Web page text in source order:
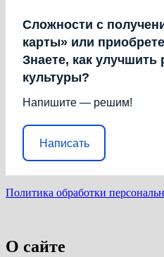
Сложности с
карты» или
Знаете, как улучшить
культуры?
Напишите — решим!
Написать
Политика обработки
О сайте